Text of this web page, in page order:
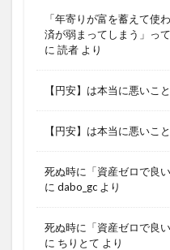
「年寄りが富を蓄えて使
済が弱まってしまう」っ
に 読者 より
【円安】は本当に悪いこ
【円安】は本当に悪いこ
死ぬ時に「資産ゼロで良
に dabo_gc より
死ぬ時に「資産ゼロで良
に ちりとて より